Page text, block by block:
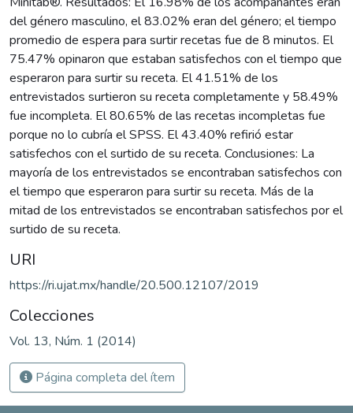
del género masculino, el 83.02% eran del género; el tiempo
promedio de espera para surtir recetas fue de 8 minutos. El
75.47% opinaron que estaban satisfechos con el tiempo que
esperaron para surtir su receta. El 41.51% de los
entrevistados surtieron su receta completamente y 58.49%
fue incompleta. El 80.65% de las recetas incompletas fue
porque no lo cubría el SPSS. El 43.40% refirió estar
satisfechos con el surtido de su receta. Conclusiones: La
mayoría de los entrevistados se encontraban satisfechos con
el tiempo que esperaron para surtir su receta. Más de la
mitad de los entrevistados se encontraban satisfechos por el
surtido de su receta.
URI
https://ri.ujat.mx/handle/20.500.12107/2019
Colecciones
Vol. 13, Núm. 1 (2014)
Página completa del ítem